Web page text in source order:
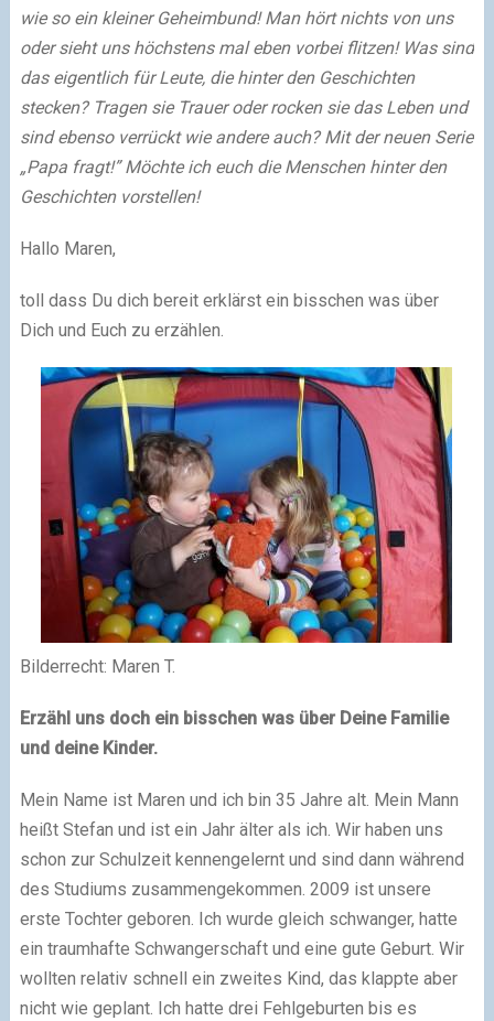
wie so ein kleiner Geheimbund! Man hört nichts von uns
oder sieht uns höchstens mal eben vorbei flitzen! Was sind
das eigentlich für Leute, die hinter den Geschichten
stecken? Tragen sie Trauer oder rocken sie das Leben und
sind ebenso verrückt wie andere auch? Mit der neuen Serie
„Papa fragt!” Möchte ich euch die Menschen hinter den
Geschichten vorstellen!
Hallo Maren,
toll dass Du dich bereit erklärst ein bisschen was über
Dich und Euch zu erzählen.
Bilderrecht: Maren T.
Erzähl uns doch ein bisschen was über Deine Familie
und deine Kinder.
Mein Name ist Maren und ich bin 35 Jahre alt. Mein Mann
heißt Stefan und ist ein Jahr älter als ich. Wir haben uns
schon zur Schulzeit kennengelernt und sind dann während
des Studiums zusammengekommen. 2009 ist unsere
erste Tochter geboren. Ich wurde gleich schwanger, hatte
ein traumhafte Schwangerschaft und eine gute Geburt. Wir
wollten relativ schnell ein zweites Kind, das klappte aber
nicht wie geplant. Ich hatte drei Fehlgeburten bis es